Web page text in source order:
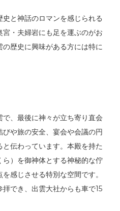
と神話のロマンを感じられる
・夫婦岩にも足を運ぶのがお
歴史に興味がある方には特に
、最後に神々が立ち寄り直会
びや旅の安全、宴会や会議の円
伝わっています。本殿を持た
）を御神体とする神秘的な佇
感じさせる特別な空間です。
でき、出雲大社からも車で15